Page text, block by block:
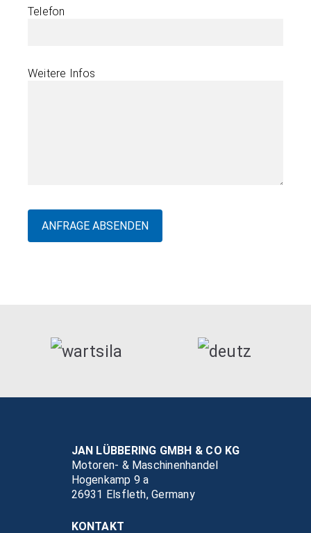
Telefon
Weitere Infos
JAN LÜBBERING GMBH & CO KG
Motoren- & Maschinenhandel
Hogenkamp 9 a
26931 Elsfleth, Germany
KONTAKT